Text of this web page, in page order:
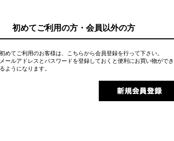
初めてご利用の方・会員以外の方
初めてご利用のお客様は、こちらから会員登録を行って下さい。
メールアドレスとパスワードを登録しておくと便利にお買い物ができ
るようになります。